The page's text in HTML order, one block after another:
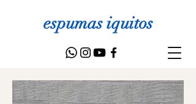
espumas iquitos